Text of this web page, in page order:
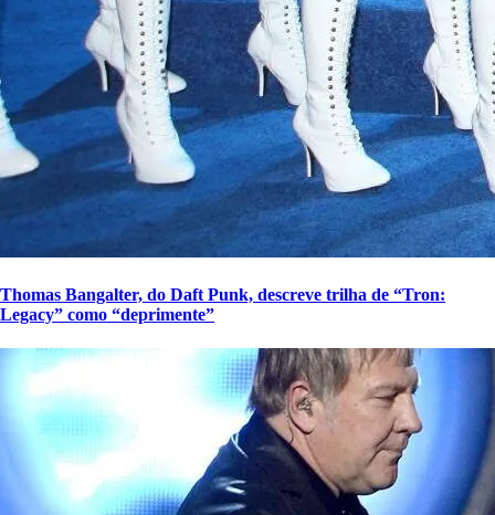
Thomas Bangalter, do Daft Punk, descreve trilha de “Tron:
Legacy” como “deprimente”